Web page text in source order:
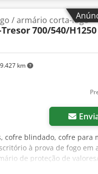
km
/ armário corta-fogo
700/540/H1250
cofre blindado, cofre para
à prova de fogo em
de proteção de
externas: 700/540/